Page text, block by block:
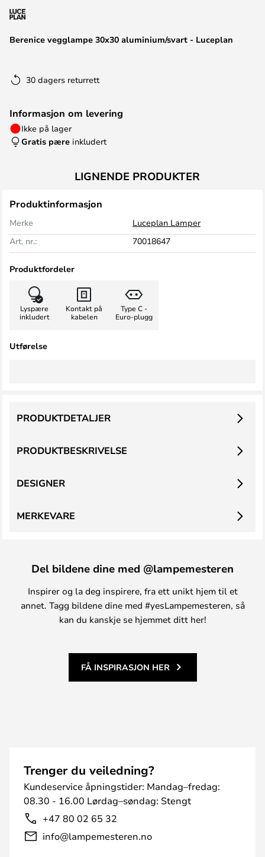
Berenice vegglampe 30x30 aluminium/svart - Luceplan
30 dagers returrett
Informasjon om levering
Ikke på lager
Gratis pære inkludert
LIGNENDE PRODUKTER
Produktinformasjon
Merke
Luceplan Lamper
Art. nr.:
70018647
Produktfordeler
Lyspære
inkludert
Kontakt på
kabelen
Type C -
Euro-plugg
Utførelse
PRODUKTBESKRIVELSE
PRODUKTDETALJER
DESIGNER
MERKEVARE
Del bildene dine med @lampemesteren
Inspirer og la deg inspirere, fra ett unikt hjem til et
annet. Tagg bildene dine med #yesLampemesteren, så
kan du kanskje se hjemmet ditt her!
FÅ INSPIRASJON HER
Trenger du veiledning?
Kundeservice åpningstider: Mandag–fredag:
08.30 - 16.00 Lørdag–søndag: Stengt
+47 80 02 65 32
info@lampemesteren.no